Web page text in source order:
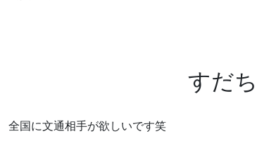
すだち
全国に文通相手が欲しいです笑